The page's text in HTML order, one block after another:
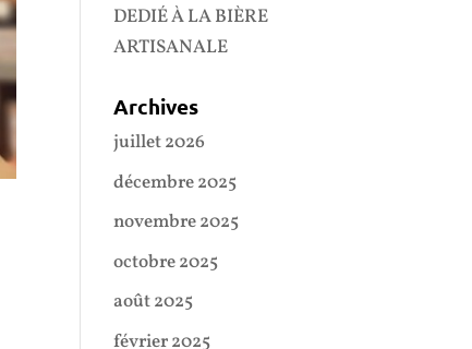
DEDIÉ À LA BIÈRE
ARTISANALE
Archives
juillet 2026
décembre 2025
novembre 2025
octobre 2025
août 2025
février 2025